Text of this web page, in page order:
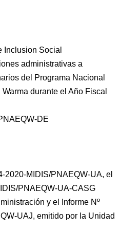
Inclusion Social
administrativas a
del Programa Nacional
durante el Año Fiscal
DE
2020-MIDIS/PNAEQW-UA, el
PNAEQW-UA-CASG
y el Informe Nº
UAJ, emitido por la Unidad